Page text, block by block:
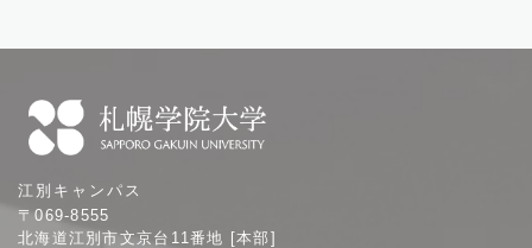
幌
学
江別キャンパス
〒069-8555
北海道江別市文京台11番地 [本部]